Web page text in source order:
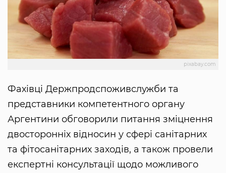
pixabay.com
Фахівці Держпродспоживслужби та
представники компетентного органу
Аргентини обговорили питання зміцнення
двосторонніх відносин у сфері санітарних
та фітосанітарних заходів, а також провели
експертні консультації щодо можливого